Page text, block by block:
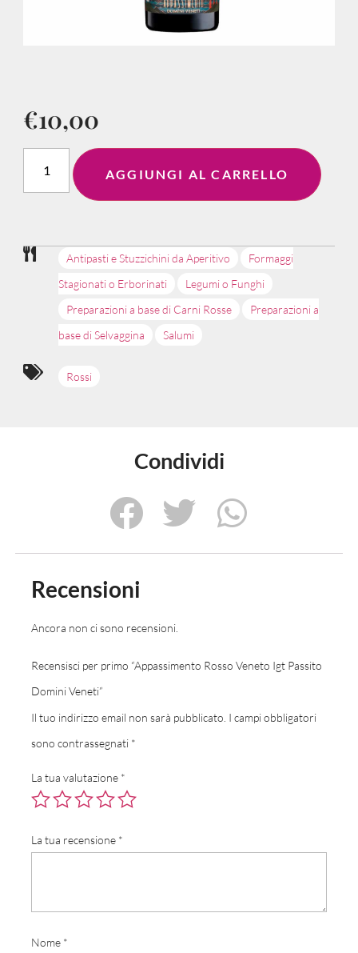
€10,00
AGGIUNGI AL CARRELLO
Antipasti e Stuzzichini da Aperitivo
Formaggi
Stagionati o Erborinati
Legumi o Funghi
Preparazioni a base di Carni Rosse
Preparazioni a
base di Selvaggina
Salumi
Rossi
Condividi
Recensioni
Ancora non ci sono recensioni.
Recensisci per primo “Appassimento Rosso Veneto Igt Passito
Domini Veneti”
Il tuo indirizzo email non sarà pubblicato. I campi obbligatori
sono contrassegnati *
La tua valutazione *
La tua recensione *
Nome *